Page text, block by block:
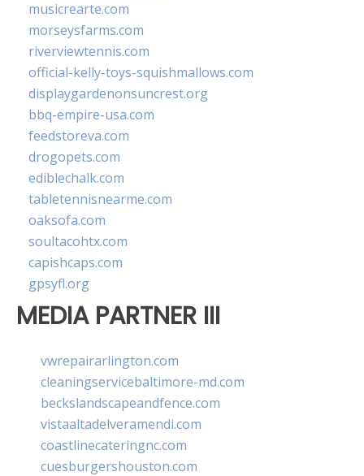
musicrearte.com
morseysfarms.com
riverviewtennis.com
official-kelly-toys-squishmallows.com
displaygardenonsuncrest.org
bbq-empire-usa.com
feedstoreva.com
drogopets.com
ediblechalk.com
tabletennisnearme.com
oaksofa.com
soultacohtx.com
capishcaps.com
gpsyfl.org
MEDIA PARTNER III
vwrepairarlington.com
cleaningservicebaltimore-md.com
beckslandscapeandfence.com
vistaaltadelveramendi.com
coastlinecateringnc.com
cuesburgershouston.com